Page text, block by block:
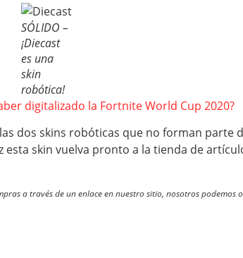
SÓLIDO –
¡Diecast
es una
skin
robótica!
digitalizado la Fortnite World Cup 2020?
dos skins robóticas que no forman parte
skin vuelva pronto a la tienda de
a través de un enlace en nuestro sitio, nosotros podemos